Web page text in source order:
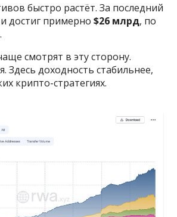
быстро растёт. За последний
и достиг примерно$26 млрд, по
.
смотрят в эту сторону.
Здесь доходность стабильнее,
крипто-стратегиях.